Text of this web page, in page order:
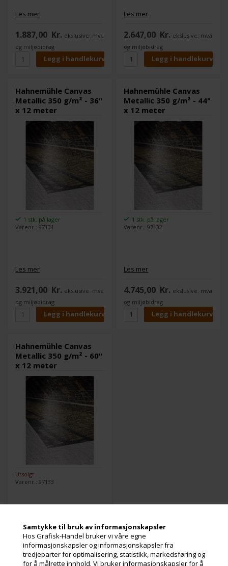
Samtykke til bruk av informasjonskapsler
Hos Grafisk-Handel bruker vi våre egne
informasjonskapsler og informasjonskapsler fra
tredjeparter for optimalisering, statistikk, markedsføring og
for å målrette innhold. Vi bruker informasjonskapsler for å
Les mer
1.887,00 Kr. ekslusive. mva
og miljøbidrag
Les mer
2.647,00 Kr. ekslusive. mva
og miljøbidrag
Hahnemühle Canvas
Metallic 350 g/m² - 36"
x 12 meter
1 stk. på lager
Varenr.: 97131
Les mer
3.921,00 Kr. ekslusive. mva
og miljøbidrag
Hahnemühle Canvas
Metallic 350 g/m² - 44"
x 12 meter
1 stk. på lager
Varenr.: 97132
Les mer
4.745,00 Kr. ekslusive. mva
og miljøbidrag
Hahnemühle Canvas
Metallic 350 g/m² - 60"
x 12 meter
Utsolgt
Varenr.: 97133
Les mer
6.398,00Kr.ekslusive. mva
og miljøbidrag